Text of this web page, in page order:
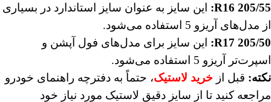
205/55 R16:
این سایز به عنوان سایز استاندارد در بسیاری
از مدل‌های آریزو 5 استفاده می‌شود.
205/50 R17:
این سایز برای مدل‌های فول آپشن و
اسپرت‌تر آریزو 5 استفاده می‌شود.
نکته: قبل از خرید لاستیک، حتماً به دفترچه راهنمای خودرو
مراجعه کنید تا از سایز دقیق لاستیک مورد نیاز خود